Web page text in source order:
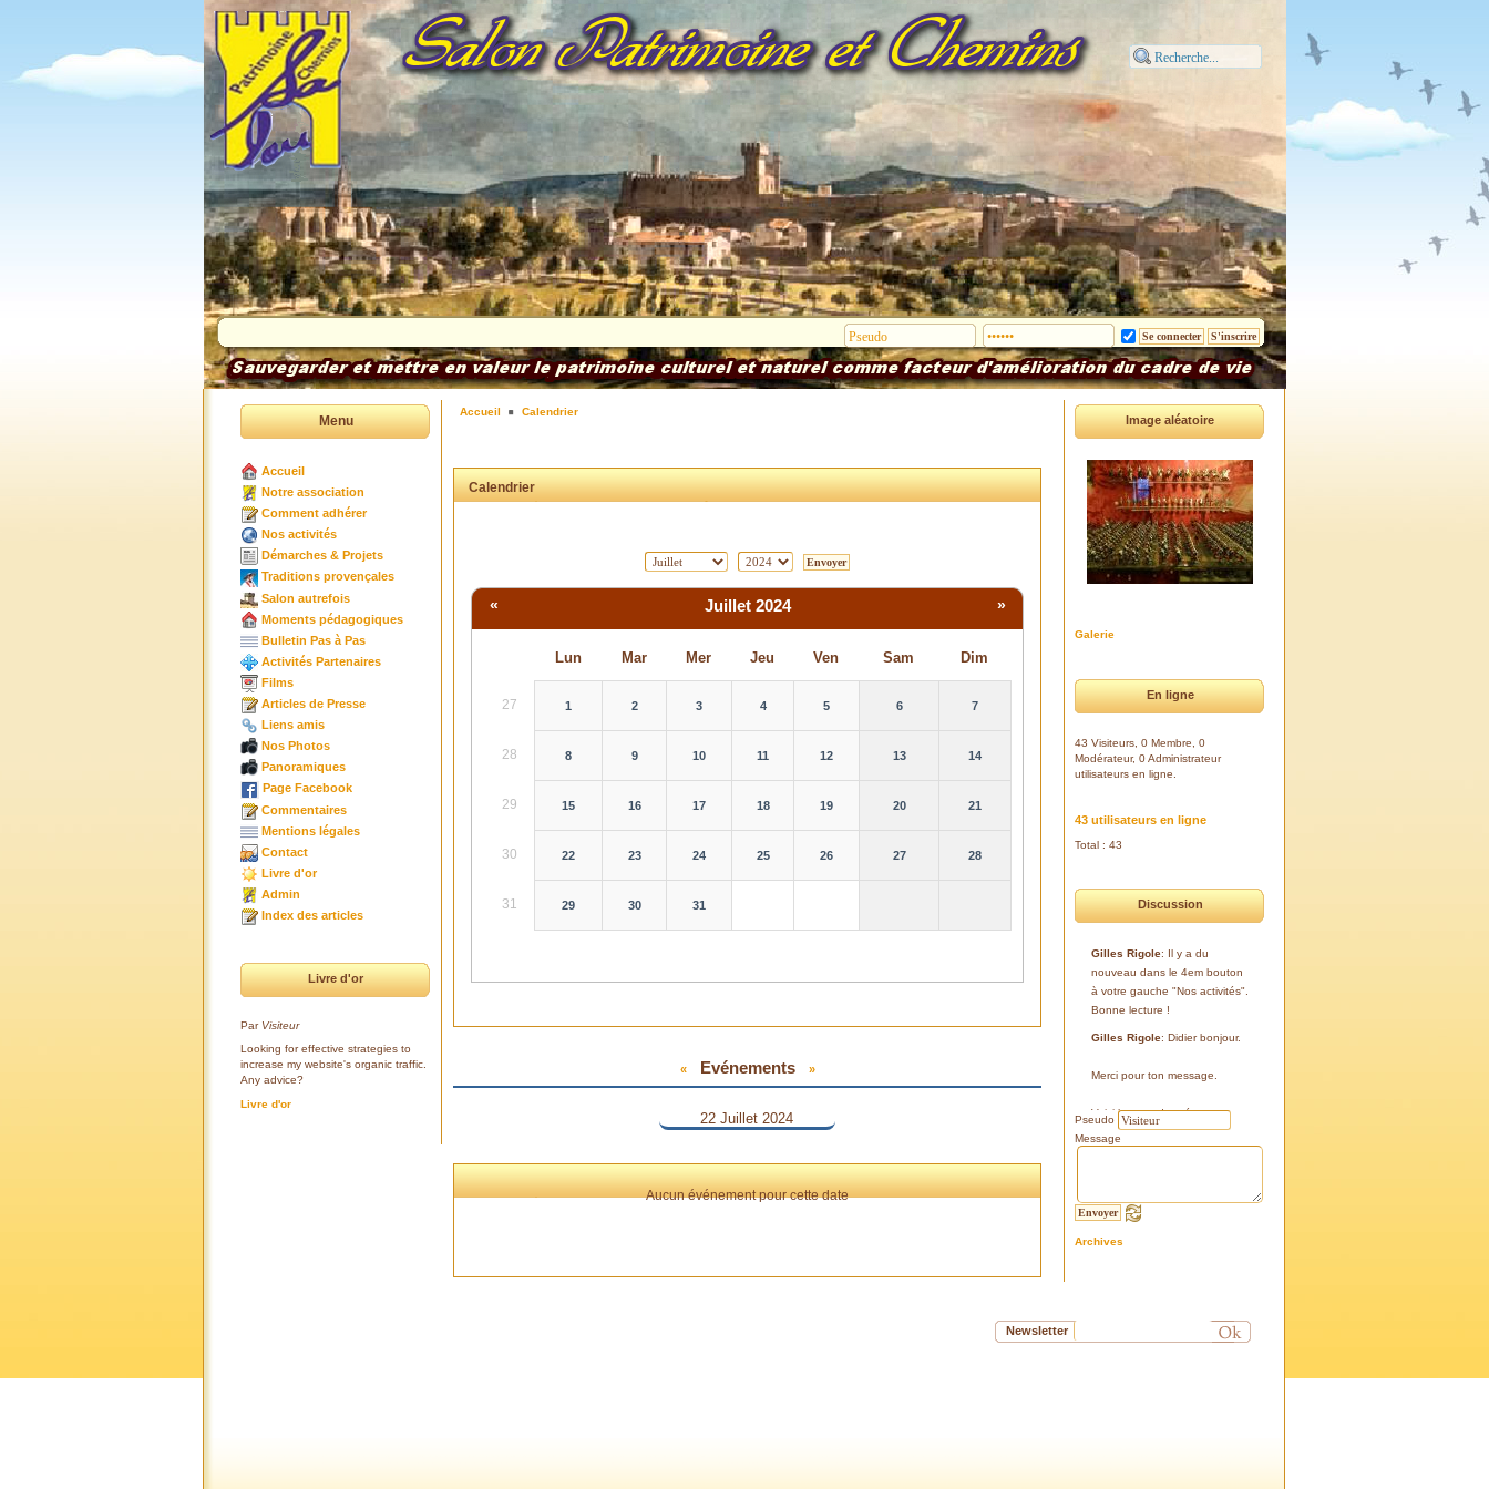
Menu
Accueil
Notre association
Comment adhérer
Nos activités
Démarches & Projets
Traditions provençales
Salon autrefois
Moments pédagogiques
Bulletin Pas à Pas
Activités Partenaires
Films
Articles de Presse
Liens amis
Nos Photos
Panoramiques
Page Facebook
Commentaires
Mentions légales
Contact
Livre d'or
Admin
Index des articles
Livre d'or
Par Visiteur
Looking for effective strategies to
increase my website's organic traffic.
Any advice?
Livre d'or
Image aléatoire
Galerie
En ligne
43 Visiteurs, 0 Membre, 0
Modérateur, 0 Administrateur
utilisateurs en ligne.
43 utilisateurs en ligne
Total : 43
Discussion
Gilles Rigole: Il y a du
nouveau dans le 4em bouton
à votre gauche "Nos activités".
Bonne lecture !
Gilles Rigole: Didier bonjour.
Merci pour ton message.
Voici les coordonnées:
43°38'48'' N
Si tu le peux, le veux, notre
l'Eissame, fait une sortie le
Pseudo
Message
Archives
Accueil Calendrier
Calendrier
« »
Juillet 2024
Lun Mar Mer Jeu Ven Sam Dim
27 1 2 3 4 5 6 7
28 8 9 10 11 12 13 14
29 15 16 17 18 19 20 21
30 22 23 24 25 26 27 28
31 29 30 31
«Evénements »
22 Juillet 2024
Aucun événement pour cette date
Newsletter